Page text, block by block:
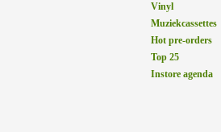
Vinyl
Muziekcassettes
Hot pre-orders
Top 25
Instore agenda